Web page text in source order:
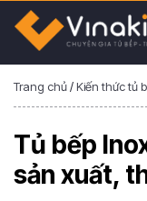
Trang chủ/Kiến thức tủ
Tủ bếp
sản xuất,